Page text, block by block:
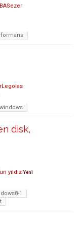
disk,
yıldız Yeni
1